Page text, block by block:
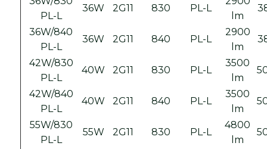
PL-L
36W 2G11 830 PL-L
lm
36W/840
PL-L
36W 2G11 840 PL-L
2900
lm
42W/830
PL-L
40W 2G11 830 PL-L
3500
lm
42W/840
PL-L
40W 2G11 840 PL-L
3500
lm
55W/830
PL-L
55W 2G11 830 PL-L
4800
lm